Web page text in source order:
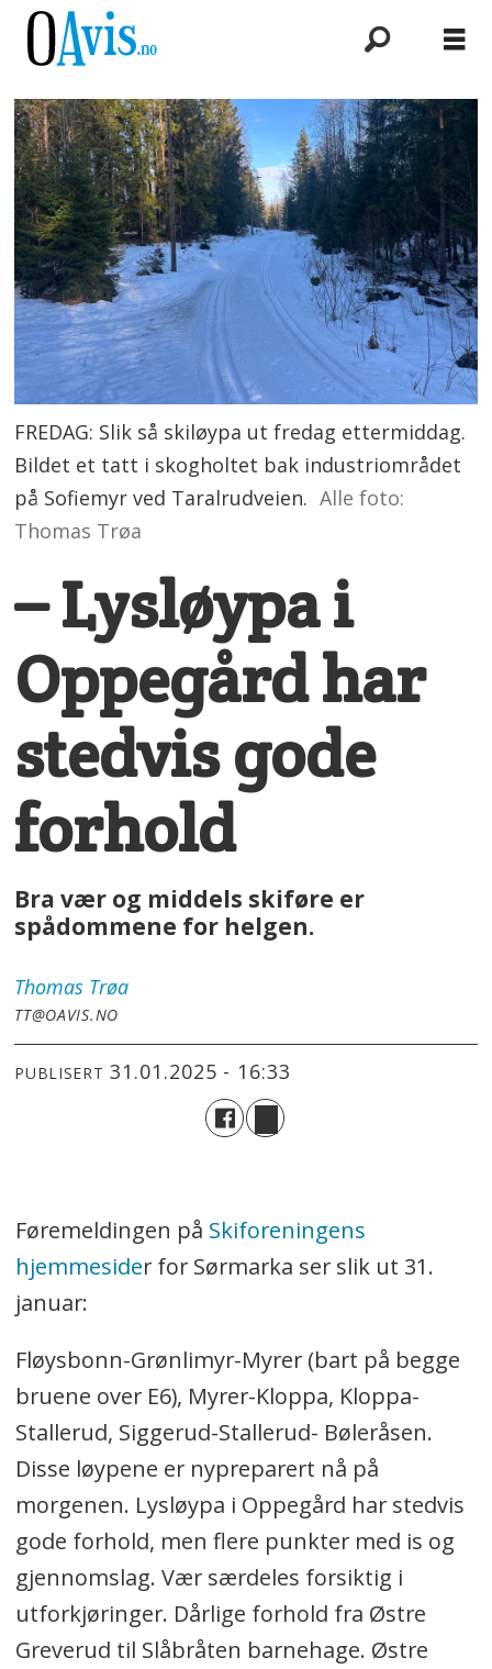
FREDAG: Slik så skiløypa ut fredag ettermiddag.
Bildet et tatt i skogholtet bak industriområdet
på Sofiemyr ved Taralrudveien. Alle foto:
Thomas Trøa
– Lysløypa i
Oppegård har
stedvis gode
forhold
Bra vær og middels skiføre er
spådommene for helgen.
Thomas Trøa
TT@OAVIS.NO
PUBLISERT 31.01.2025 - 16:33
Føremeldingen på Skiforeningens
hjemmesider for Sørmarka ser slik ut 31.
januar:
Fløysbonn-Grønlimyr-Myrer (bart på begge
bruene over E6), Myrer-Kloppa, Kloppa-
Stallerud, Siggerud-Stallerud- Bøleråsen.
Disse løypene er nypreparert nå på
morgenen. Lysløypa i Oppegård har stedvis
gode forhold, men flere punkter med is og
gjennomslag. Vær særdeles forsiktig i
utforkjøringer. Dårlige forhold fra Østre
Greverud til Slåbråten barnehage. Østre